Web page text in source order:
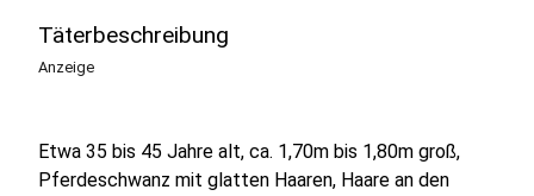
Täterbeschreibung
Anzeige
Etwa 35 bis 45 Jahre alt, ca. 1,70m bis 1,80m groß,
Pferdeschwanz mit glatten Haaren, Haare an den